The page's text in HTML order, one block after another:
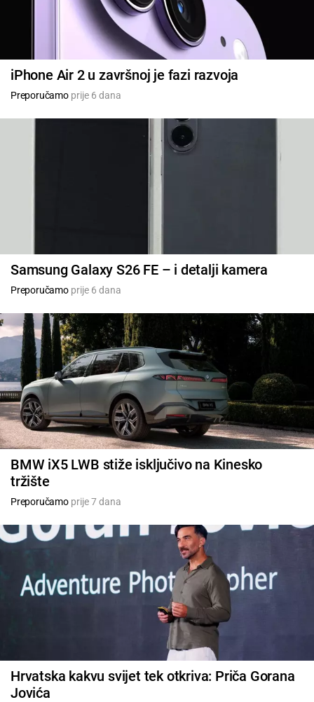
iPhone Air 2 u završnoj je fazi razvoja
Preporučamoprije 6 dana
Samsung Galaxy S26 FE – i detalji kamera
Preporučamoprije 6 dana
BMW iX5 LWB stiže isključivo na Kinesko
tržište
Preporučamoprije 7 dana
Hrvatska kakvu svijet tek otkriva: Priča Gorana
Jovića